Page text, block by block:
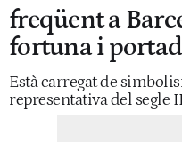
freqüent a
fortuna i
Està carregat de
representativa del segle